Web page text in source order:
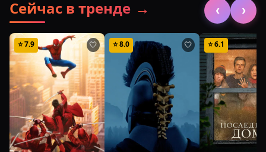
случается новая цепочка преступлений, которая
приводит к появлению одного из самых опасных
противников в жизни Питера.
Сейчас в тренде → ‹ ›
⭐7.9 🤍 ⭐8.0 🤍 ⭐6.1